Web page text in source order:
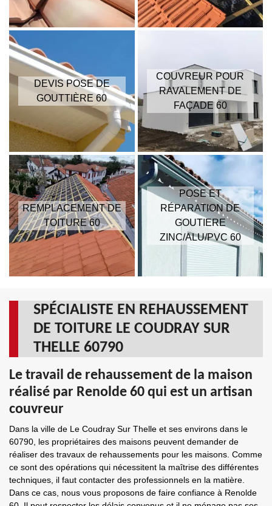
DEVIS POSE DE
GOUTTIÈRE 60
COUVREUR POUR
RAVALEMENT DE
FAÇADE 60
REMPLACEMENT DE
TOITURE 60
POSE ET
RÉPARATION DE
GOUTIERE
ZINC/ALU/PVC 60
SPÉCIALISTE EN REHAUSSEMENT
DE TOITURE LE COUDRAY SUR
THELLE 60790
Le travail de rehaussement de la maison
réalisé par Renolde 60 qui est un artisan
couvreur
Dans la ville de Le Coudray Sur Thelle et ses environs dans le
60790, les propriétaires des maisons peuvent demander de
réaliser des travaux de rehaussements pour les maisons. Comme
ce sont des opérations qui nécessitent la maîtrise des différentes
techniques, il faut contacter des professionnels en la matière.
Dans ce cas, nous vous proposons de faire confiance à Renolde